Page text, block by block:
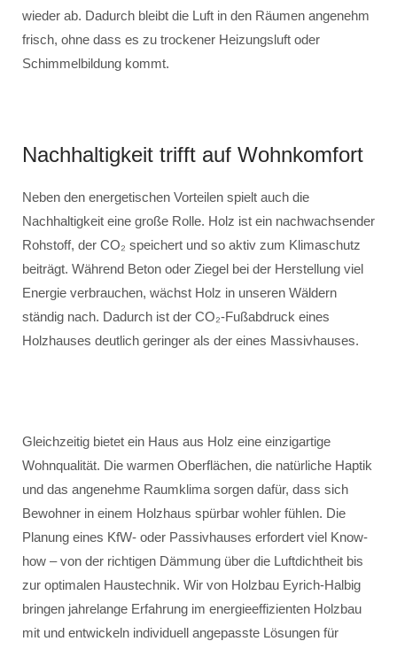
wieder ab. Dadurch bleibt die Luft in den Räumen angenehm
frisch, ohne dass es zu trockener Heizungsluft oder
Schimmelbildung kommt.
Nachhaltigkeit trifft auf Wohnkomfort
Neben den energetischen Vorteilen spielt auch die
Nachhaltigkeit eine große Rolle. Holz ist ein nachwachsender
Rohstoff, der CO₂ speichert und so aktiv zum Klimaschutz
beiträgt. Während Beton oder Ziegel bei der Herstellung viel
Energie verbrauchen, wächst Holz in unseren Wäldern
ständig nach. Dadurch ist der CO₂-Fußabdruck eines
Holzhauses deutlich geringer als der eines Massivhauses.
Gleichzeitig bietet ein Haus aus Holz eine einzigartige
Wohnqualität. Die warmen Oberflächen, die natürliche Haptik
und das angenehme Raumklima sorgen dafür, dass sich
Bewohner in einem Holzhaus spürbar wohler fühlen. Die
Planung eines KfW- oder Passivhauses erfordert viel Know-
how – von der richtigen Dämmung über die Luftdichtheit bis
zur optimalen Haustechnik. Wir von Holzbau Eyrich-Halbig
bringen jahrelange Erfahrung im energieeffizienten Holzbau
mit und entwickeln individuell angepasste Lösungen für